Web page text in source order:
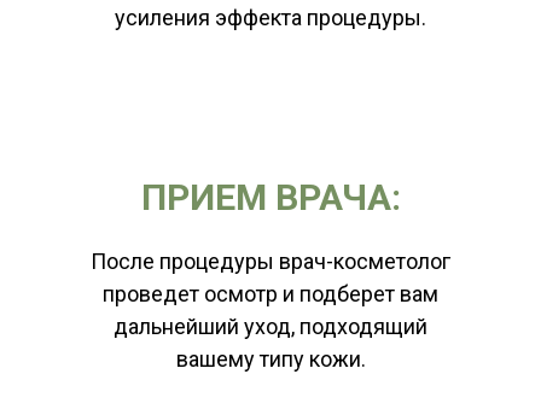
усиления эффекта процедуры.
После процедуры врач-косметолог
проведет осмотр и подберет вам
дальнейший уход, подходящий
вашему типу кожи.
ПРИЕМ ВРАЧА: